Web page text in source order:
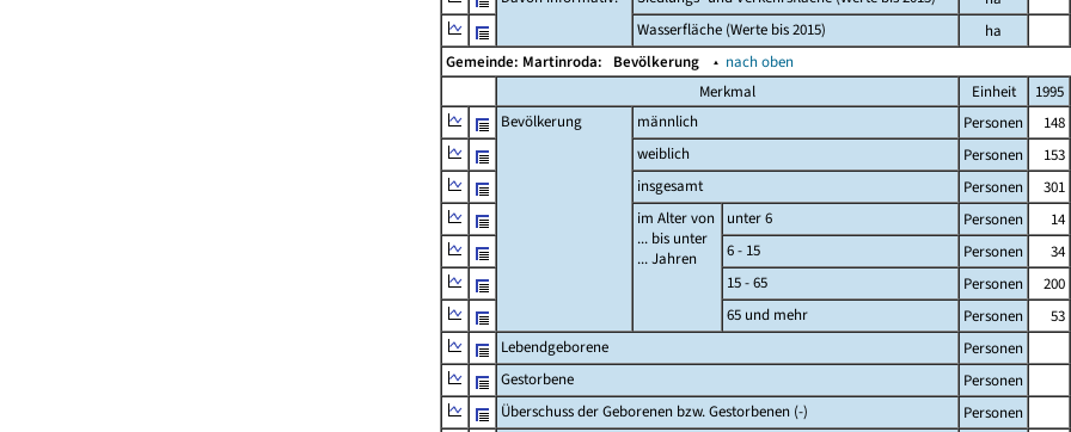
Wasserfläche (Werte bis 2015)
ha
Gemeinde: Martinroda: Bevölkerung ▴ nach oben
Merkmal
Einheit 1995
Bevölkerung
männlich Personen 148
weiblich
Personen 153
insgesamt
Personen 301
im Alter von
... bis unter
... Jahren
unter 6 Personen 14
6 - 15
Personen 34
15 - 65
Personen 200
65 und mehr
Personen 53
Lebendgeborene
Personen
Gestorbene
Personen
Überschuss der Geborenen bzw. Gestorbenen (-)
Personen